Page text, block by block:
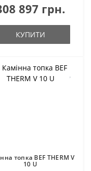
897 грн.
КУПИТИ
топка BEF THERM V
10 U